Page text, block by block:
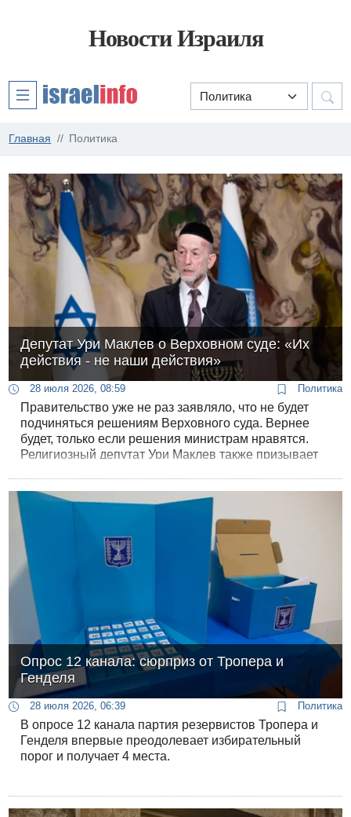
Новости Израиля
Главная Политика
Депутат Ури Маклев о Верховном суде: «Их
действия - не наши действия»
28 июля 2026, 08:59 Политика
Правительство уже не раз заявляло, что не будет
подчиняться решениям Верховного суда. Вернее
будет, только если решения министрам нравятся.
Религиозный депутат Ури Маклев также призывает
Опрос 12 канала: сюрприз от Тропера и
Генделя
28 июля 2026, 06:39 Политика
В опросе 12 канала партия резервистов Тропера и
Генделя впервые преодолевает избирательный
порог и получает 4 места.